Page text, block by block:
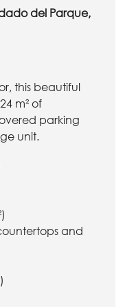
del Parque,
this beautiful
m² of
parking
unit.
and